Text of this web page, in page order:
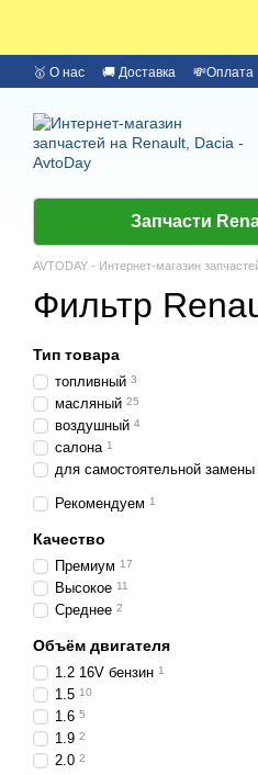
🥇 О нас 🚚 Доставка 💸Оплата
Запчасти
AVTODAY - Интернет-магазин
Фильтр
Тип товара
топливный 3
масляный 25
воздушный 4
салона 1
для самостоятельной замены
Рекомендуем 1
Качество
Премиум 17
Высокое 11
Среднее 2
Объём двигателя
1.2 16V бензин 1
1.5 10
1.6 5
1.9 2
2.0 2